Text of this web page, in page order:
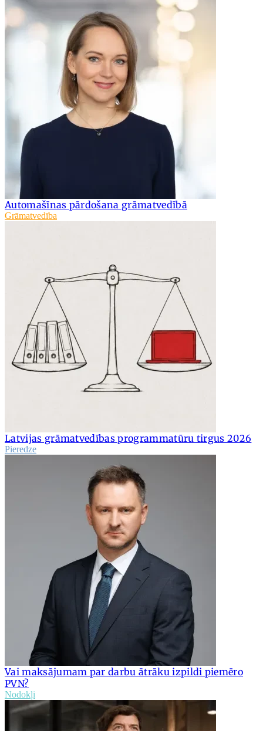
Automašīnas pārdošana grāmatvedībā
Grāmatvedība
Latvijas grāmatvedības programmatūru tirgus 2026
Pieredze
Vai maksājumam par darbu ātrāku izpildi piemēro
PVN?
Nodokļi